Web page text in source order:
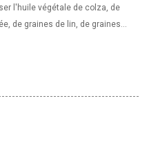
l'huile végétale de colza, de
de graines de lin, de graines